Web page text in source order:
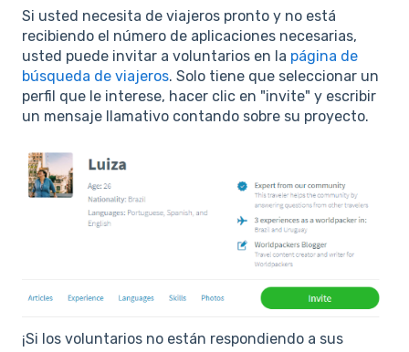
Si usted necesita de viajeros pronto y no está
recibiendo el número de aplicaciones necesarias,
usted puede invitar a voluntarios en la página de
búsqueda de viajeros. Solo tiene que seleccionar un
perfil que le interese, hacer clic en "invite" y escribir
un mensaje llamativo contando sobre su proyecto.
¡Si los voluntarios no están respondiendo a sus